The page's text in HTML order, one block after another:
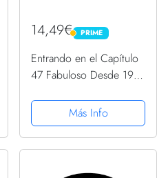
14,49€ PRIME
PRIME
Entrando en el Capítulo
47 Fabuloso Desde 1977
PopSockets PopGrip
Intercambiable
Más Info